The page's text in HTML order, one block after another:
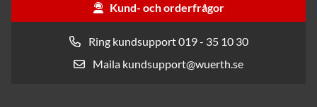
Kund- och orderfrågor
Ring kundsupport 019 - 35 10 30
Maila kundsupport@wuerth.se